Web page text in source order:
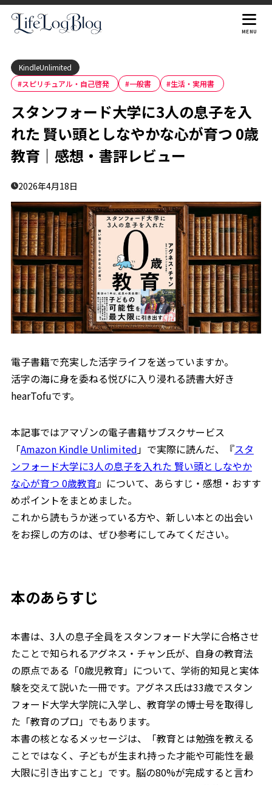
MENU
KindleUnlimited
#スピリチュアル・自己啓発
#一般書 #生活・実用書
スタンフォード大学に3人の息子を入
れた 賢い頭としなやかな心が育つ 0歳
教育｜感想・書評レビュー
2026年4月18日
電子書籍で充実した活字ライフを送っていますか。
活字の海に身を委ねる悦びに入り浸れる読書大好き
hearTofuです。
本記事ではアマゾンの電子書籍サブスクサービス
「Amazon Kindle Unlimited 」で実際に読んだ、『スタ
ンフォード大学に3人の息子を入れた 賢い頭としなやか
な心が育つ 0歳教育』について、あらすじ・感想・おすす
めポイントをまとめました。
これから読もうか迷っている方や、新しい本との出会い
をお探しの方のは、ぜひ参考にしてみてください。
本のあらすじ
本書は、3人の息子全員をスタンフォード大学に合格させ
たことで知られるアグネス・チャン氏が、自身の教育法
の原点である「0歳児教育」について、学術的知見と実体
験を交えて説いた一冊です。アグネス氏は33歳でスタン
フォード大学大学院に入学し、教育学の博士号を取得し
た「教育のプロ」でもあります。
本書の核となるメッセージは、「教育とは勉強を教える
ことではなく、子どもが生まれ持った才能や可能性を最
大限に引き出すこと」です。脳の80%が完成すると言わ
目次
1 本のあらすじ
2.1
「教育」という言葉の再定義
2.2 脳科学に裏打ちされた「働働きかけ」の深さ
2.3
身体を通じた「絆」の科学
2.4 産後の孤独と「アグネス論争」の遺産
2.5 書籍としての構成と評価
3 こんな方におすすめ
4 まとめ
5 書籍概要